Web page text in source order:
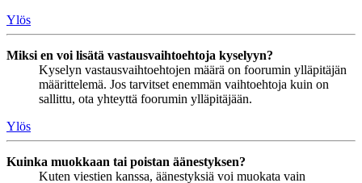
Ylös
Miksi en voi lisätä vastausvaihtoehtoja kyselyyn?
Kyselyn vastausvaihtoehtojen määrä on foorumin ylläpitäjän
määrittelemä. Jos tarvitset enemmän vaihtoehtoja kuin on
sallittu, ota yhteyttä foorumin ylläpitäjään.
Ylös
Kuinka muokkaan tai poistan äänestyksen?
Kuten viestien kanssa, äänestyksiä voi muokata vain